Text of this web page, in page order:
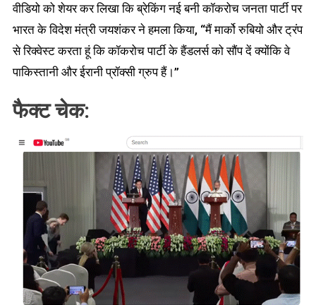
वीडियो को शेयर कर लिखा कि ब्रेकिंग नई बनी कॉकरोच जनता पार्टी पर
भारत के विदेश मंत्री जयशंकर ने हमला किया, “मैं मार्को रुबियो और ट्रंप
से रिक्वेस्ट करता हूं कि कॉकरोच पार्टी के हैंडलर्स को सौंप दें क्योंकि वे
पाकिस्तानी और ईरानी प्रॉक्सी ग्रुप हैं।”
फैक्ट चेक: